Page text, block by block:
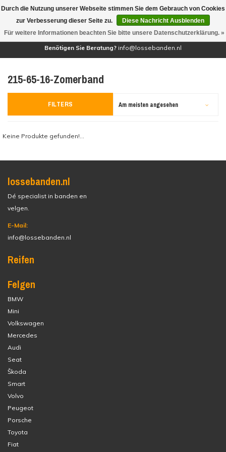
(0)
Benötigen Sie Beratung? info@lossebanden.nl
215-65-16-Zomerband
FILTERS Am meisten angesehen
Keine Produkte gefunden!...
lossebanden.nl
Dé specialist in banden en
velgen.
E-Mail:
info@lossebanden.nl
Reifen
Felgen
BMW
Mini
Volkswagen
Mercedes
Audi
Seat
Škoda
Smart
Volvo
Peugeot
Porsche
Toyota
Fiat
Durch die Nutzung unserer Webseite stimmen Sie dem Gebrauch von Cookies
zur Verbesserung dieser Seite zu.
Diese Nachricht Ausblenden
Für weitere Informationen beachten Sie bitte unsere Datenschutzerklärung. »